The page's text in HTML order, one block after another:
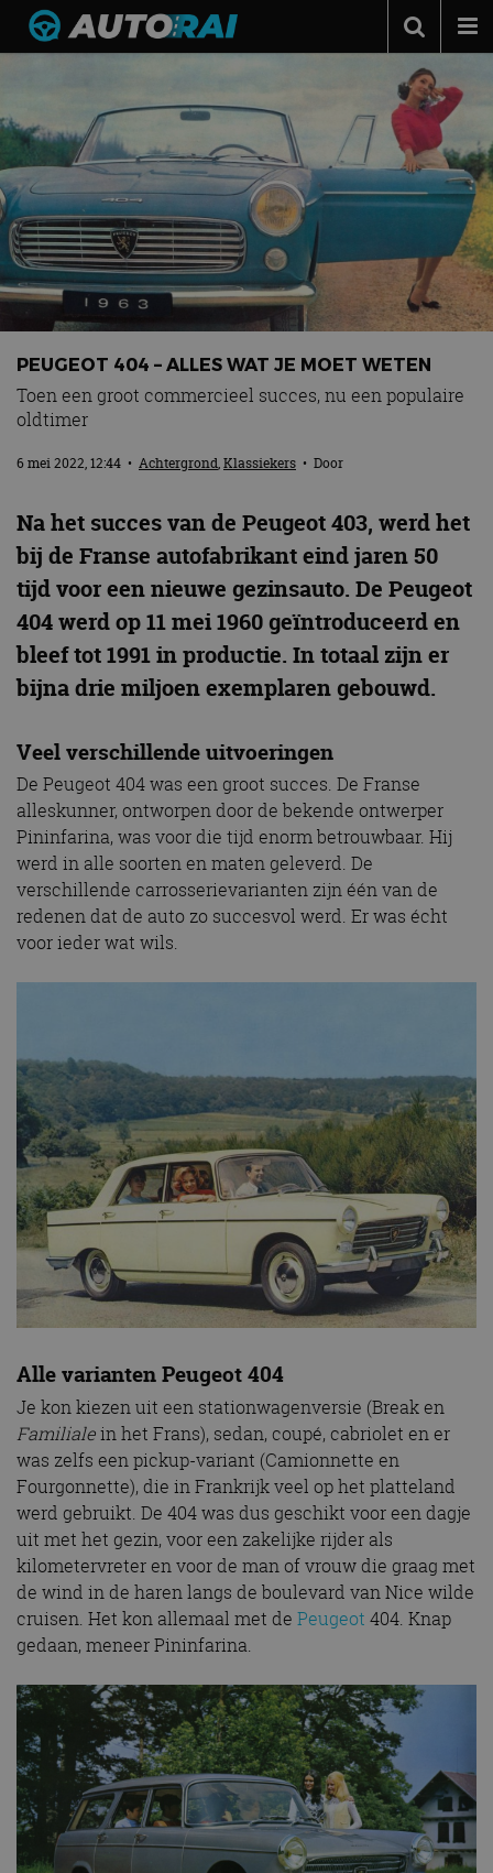
Podcast
Autotests
Automerken
Adverteren
Contact
MotorRAI.nl
PEUGEOT 404 – ALLES WAT JE MOET WETEN
Toen een groot commercieel succes, nu een populaire
oldtimer
6 mei 2022, 12:44 • Achtergrond,Klassiekers • Door
Na het succes van de Peugeot 403, werd het
bij de Franse autofabrikant eind jaren 50
tijd voor een nieuwe gezinsauto. De Peugeot
404 werd op 11 mei 1960 geïntroduceerd en
bleef tot 1991 in productie. In totaal zijn er
bijna drie miljoen exemplaren gebouwd.
Veel verschillende uitvoeringen
De Peugeot 404 was een groot succes. De Franse
alleskunner, ontworpen door de bekende ontwerper
Pininfarina, was voor die tijd enorm betrouwbaar. Hij
werd in alle soorten en maten geleverd. De
verschillende carrosserievarianten zijn één van de
redenen dat de auto zo succesvol werd. Er was écht
voor ieder wat wils.
Alle varianten Peugeot 404
Je kon kiezen uit een stationwagenversie (Break en
Familialein het Frans), sedan, coupé, cabriolet en er
was zelfs een pickup-variant (Camionnette en
Fourgonnette), die in Frankrijk veel op het platteland
werd gebruikt. De 404 was dus geschikt voor een dagje
uit met het gezin, voor een zakelijke rijder als
kilometervreter en voor de man of vrouw die graag met
de wind in de haren langs de boulevard van Nice wilde
cruisen. Het kon allemaal met de Peugeot 404. Knap
gedaan, meneer Pininfarina.